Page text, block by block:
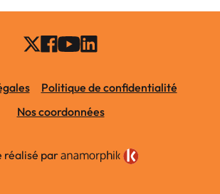
Politique de confidentialité
Nos coordonnées
réalisé par